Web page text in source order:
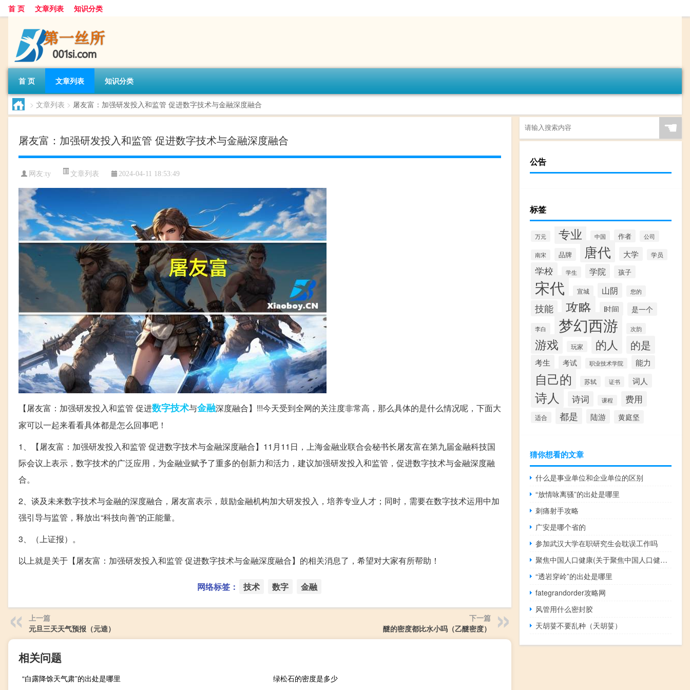
首 页 文章列表 知识分类
首 页 文章列表 知识分类
> 文章列表 > 屠友富：加强研发投入和监管 促进数字技术与金融深度融合
屠友富：加强研发投入和监管 促进数字技术与金融深度融合
网友:ty 文章列表 2024-04-11 18:53:49
【屠友富：加强研发投入和监管 促进数字技术与金融深度融合】!!!今天受到全网的关注度非常高，那么具体的是什么情况呢，下面大
家可以一起来看看具体都是怎么回事吧！
1、【屠友富：加强研发投入和监管 促进数字技术与金融深度融合】11月11日，上海金融业联合会秘书长屠友富在第九届金融科技国
际会议上表示，数字技术的广泛应用，为金融业赋予了重多的创新力和活力，建议加强研发投入和监管，促进数字技术与金融深度融
合。
2、谈及未来数字技术与金融的深度融合，屠友富表示，鼓励金融机构加大研发投入，培养专业人才；同时，需要在数字技术运用中加
强引导与监管，释放出“科技向善”的正能量。
3、（上证报）。
以上就是关于【屠友富：加强研发投入和监管 促进数字技术与金融深度融合】的相关消息了，希望对大家有所帮助！
网络标签： 技术 数字 金融
上一篇
元旦三天天气预报（元逵）
下一篇
醚的密度都比水小吗（乙醚密度）
相关问题
“白露降馀天气肃”的出处是哪里 绿松石的密度是多少
☚
公告
标签
万元 专业 中国 作者 公司
南宋 品牌 唐代 大学 学员
学校 学生 学院 孩子
宋代 宣城 山阴 您的
技能 攻略 时间 是一个
李白 梦幻西游 次韵
游戏 玩家 的人 的是
考生 考试 职业技术学院 能力
自己的 苏轼 证书 词人
诗人 诗词 课程 费用
适合 都是 陆游 黄庭坚
猜你想看的文章
什么是事业单位和企业单位的区别
“放情咏离骚”的出处是哪里
刺痛射手攻略
广安是哪个省的
参加武汉大学在职研究生会耽误工作吗
聚焦中国人口健康(关于聚焦中国人口健康简述)
“透岩穿岭”的出处是哪里
fategrandorder攻略网
风管用什么密封胶
天胡荽不要乱种（天胡荽）